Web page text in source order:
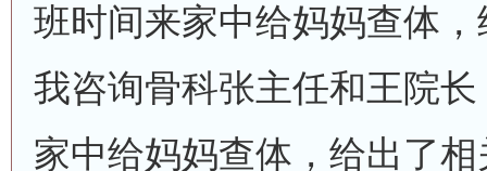
班时间来家中给妈妈查体
我咨询骨科张主任和王院
家中给妈妈查体，给出了